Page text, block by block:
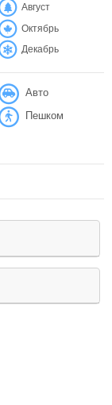
Август
Октябрь
Декабрь
Авто
Пешком